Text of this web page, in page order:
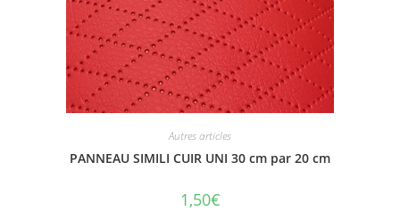
Autres articles
PANNEAU SIMILI CUIR UNI 30 cm par 20 cm
1,50€